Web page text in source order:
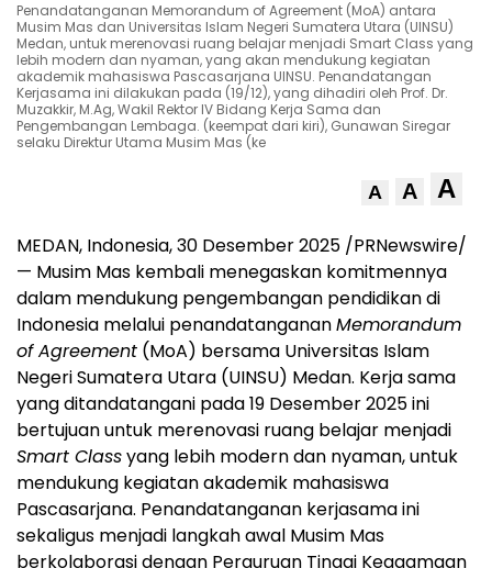
Penandatanganan Memorandum of Agreement (MoA) antara
Musim Mas dan Universitas Islam Negeri Sumatera Utara (UINSU)
Medan, untuk merenovasi ruang belajar menjadi Smart Class yang
lebih modern dan nyaman, yang akan mendukung kegiatan
akademik mahasiswa Pascasarjana UINSU. Penandatangan
Kerjasama ini dilakukan pada (19/12), yang dihadiri oleh Prof. Dr.
Muzakkir, M.Ag, Wakil Rektor IV Bidang Kerja Sama dan
Pengembangan Lembaga. (keempat dari kiri), Gunawan Siregar
selaku Direktur Utama Musim Mas (ke
A A A
MEDAN, Indonesia, 30 Desember 2025 /PRNewswire/
— Musim Mas kembali menegaskan komitmennya
dalam mendukung pengembangan pendidikan di
Indonesia melalui penandatangananMemorandum
of Agreement (MoA) bersama Universitas Islam
Negeri Sumatera Utara (UINSU) Medan. Kerja sama
yang ditandatangani pada 19 Desember 2025 ini
bertujuan untuk merenovasi ruang belajar menjadi
Smart Classyang lebih modern dan nyaman, untuk
mendukung kegiatan akademik mahasiswa
Pascasarjana. Penandatanganan kerjasama ini
sekaligus menjadi langkah awal Musim Mas
berkolaborasi dengan Perguruan Tinggi Keagamaan